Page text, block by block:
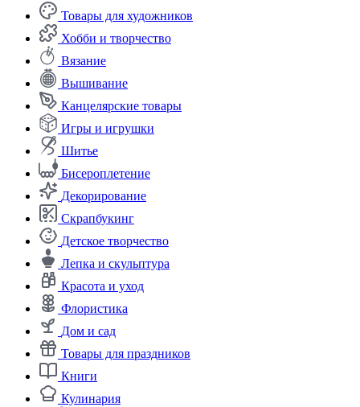
Товары для художников
Хобби и творчество
Вязание
Вышивание
Канцелярские товары
Игры и игрушки
Шитье
Бисероплетение
Декорирование
Скрапбукинг
Детское творчество
Лепка и скульптура
Красота и уход
Флористика
Дом и сад
Товары для праздников
Книги
Кулинария